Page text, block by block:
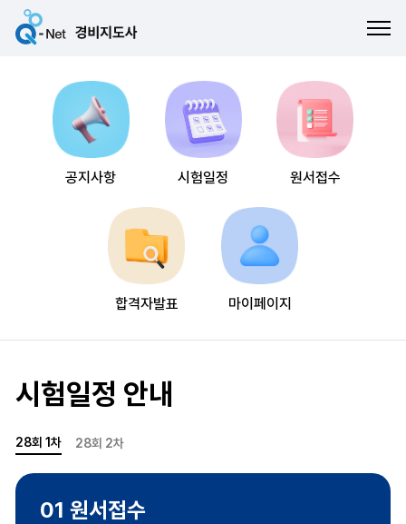
공지사항 시험일정 원서접수
합격자발표 마이페이지
시험일정 안내
28회 1차 28회 2차
01 원서접수